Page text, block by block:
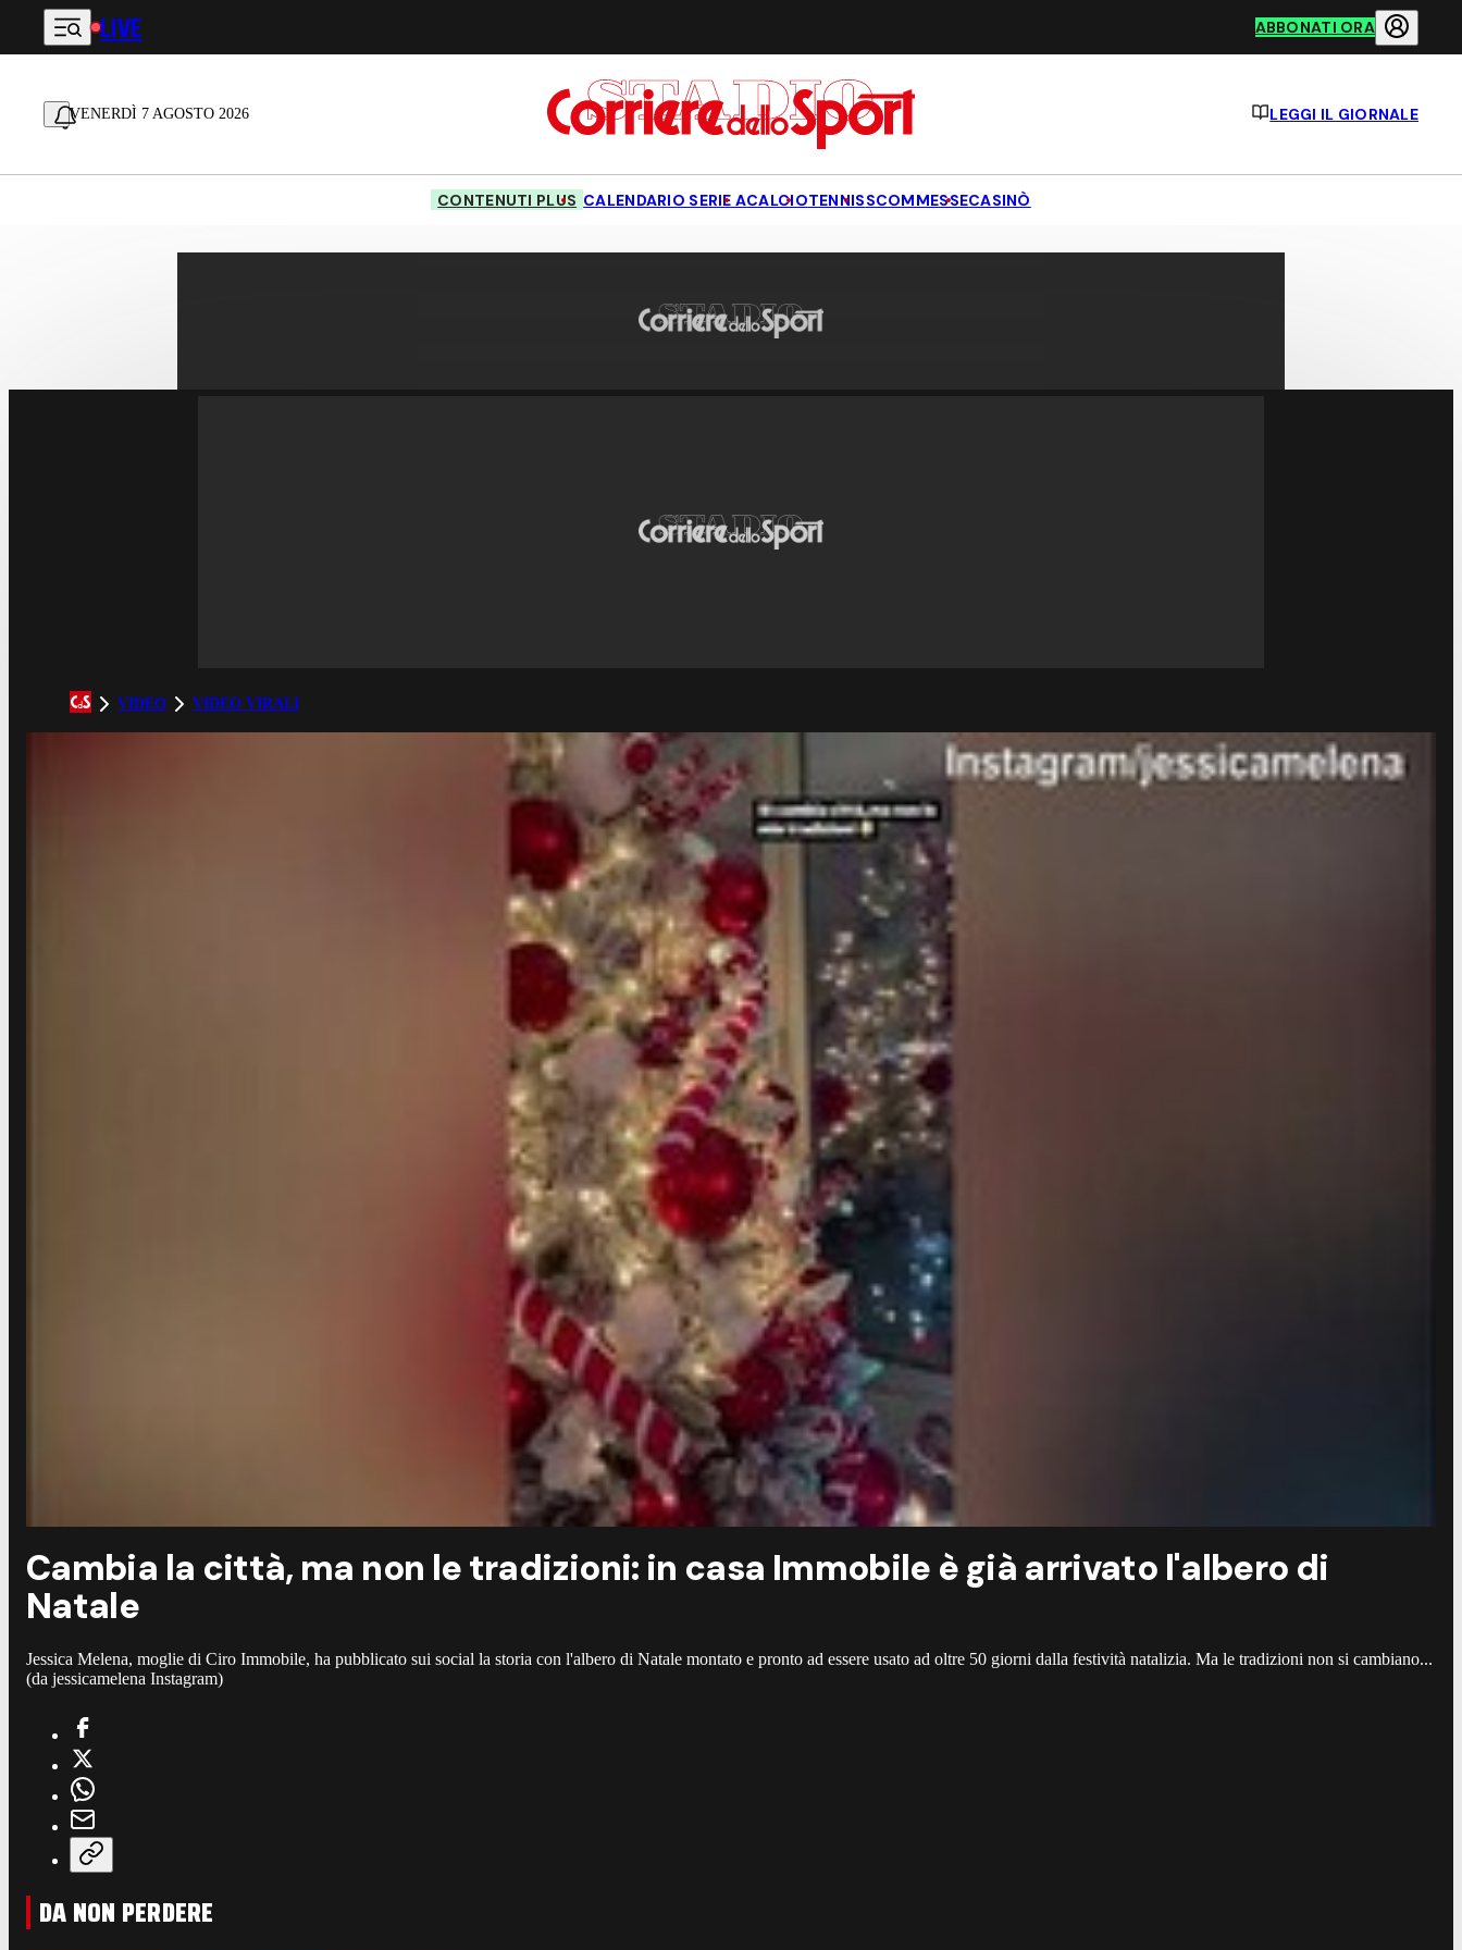
Vai al contenuto principale
LIVE ABBONATI ORA
VENERDÌ 7 AGOSTO 2026 LEGGI IL GIORNALE
CONTENUTI PLUS CALENDARIO SERIE ACALCIOTENNISSCOMMESSECASINÒ
VIDEO VIDEO VIRALI
Cambia la città, ma non le tradizioni: in casa Immobile è già arrivato l'albero di
Natale
Jessica Melena, moglie di Ciro Immobile, ha pubblicato sui social la storia con l'albero di Natale montato e pronto ad essere usato ad oltre 50 giorni dalla festività natalizia. Ma le tradizioni non si cambiano...
(da jessicamelena Instagram)
DA NON PERDERE